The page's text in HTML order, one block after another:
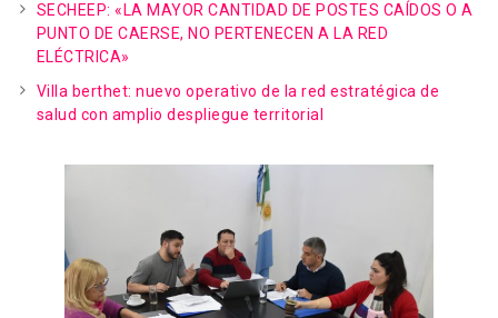
SECHEEP: «LA MAYOR CANTIDAD DE POSTES CAÍDOS O A
PUNTO DE CAERSE, NO PERTENECEN A LA RED
ELÉCTRICA»
Villa berthet: nuevo operativo de la red estratégica de
salud con amplio despliegue territorial